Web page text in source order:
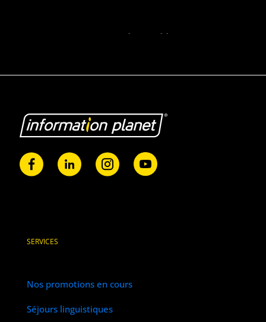
SERVICES
Nos promotions en cours
Séjours linguistiques